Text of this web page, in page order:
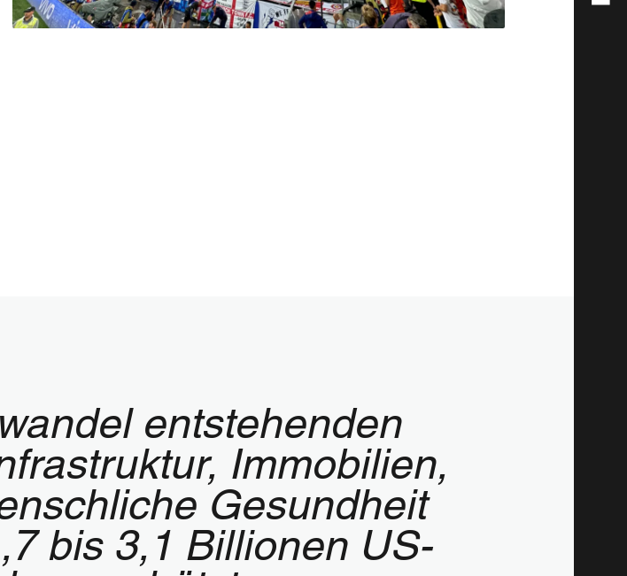
entstehenden
Immobilien,
Gesundheit
bis 3,1 Billionen US-